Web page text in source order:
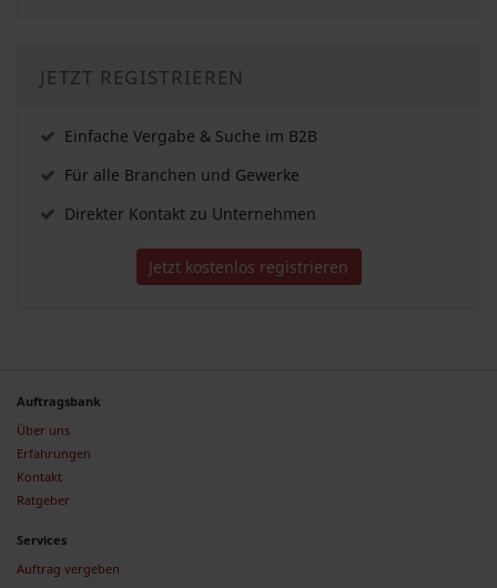
JETZT REGISTRIEREN
Einfache Vergabe & Suche im B2B
Für alle Branchen und Gewerke
Direkter Kontakt zu Unternehmen
Jetzt kostenlos registrieren
Auftragsbank
Über uns
Erfahrungen
Kontakt
Ratgeber
Services
Auftrag vergeben